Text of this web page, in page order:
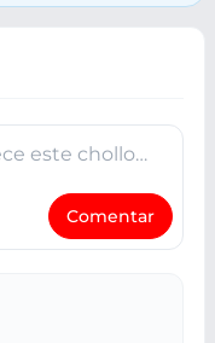
este chollo…
Comentar